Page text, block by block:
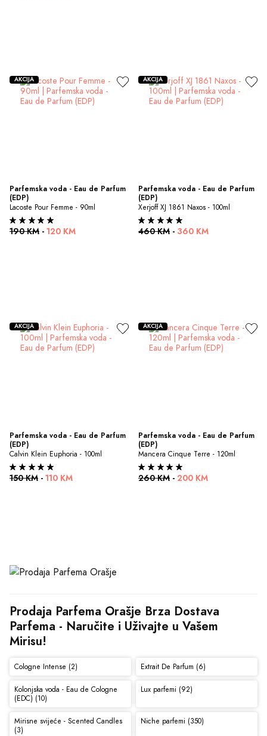
Parfemska voda - Eau de Parfum
(EDP)
Lacoste Pour Femme - 90ml
190 KM - 120 KM
AKCIJA
Parfemska voda - Eau de Parfum
(EDP)
Xerjoff XJ 1861 Naxos - 100ml
460 KM - 360 KM
AKCIJA
Parfemska voda - Eau de Parfum
(EDP)
Calvin Klein Euphoria - 100ml
150 KM - 110 KM
AKCIJA
Parfemska voda - Eau de Parfum
(EDP)
Mancera Cinque Terre - 120ml
260 KM - 200 KM
AKCIJA
Prodaja Parfema Orašje Brza Dostava
Parfema - Naručite i Uživajte u Vašem
Mirisu!
Cologne Intense (2) Extrait De Parfum (6)
Kolonjska voda - Eau de Cologne
(EDC) (10)
Lux parfemi (92)
Mirisne svijeće - Scented Candles
(3)
Niche parfemi (350)